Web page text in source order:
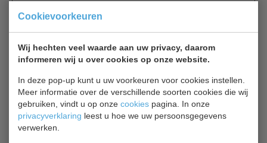
Cookievoorkeuren
Wij hechten veel waarde aan uw privacy, daarom
informeren wij u over cookies op onze website.
In deze pop-up kunt u uw voorkeuren voor cookies instellen.
Meer informatie over de verschillende soorten cookies die wij
gebruiken, vindt u op onze cookies pagina. In onze
privacyverklaring leest u hoe we uw persoonsgegevens
verwerken.
Is dit iets voor jou?
Bartscher 72 L
Gebaksvitrine
€ 1292,75 € 1034,00